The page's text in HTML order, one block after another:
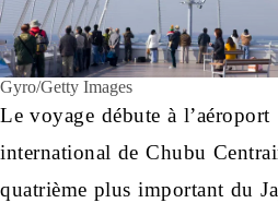
Gyro/Getty Images
Le voyage débute à l’aéroport
international de Chubu
quatrième plus important du